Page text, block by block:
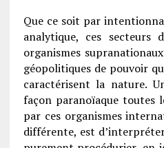
Que ce soit par
analytique, ces secteurs
organismes
géopolitiques de pouvoir
caractérisent la nature.
façon paranoïaque toutes
par ces organismes
différente, est